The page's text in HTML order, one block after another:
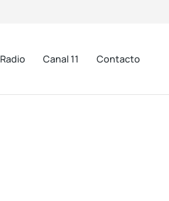
Radio Canal 11 Contacto